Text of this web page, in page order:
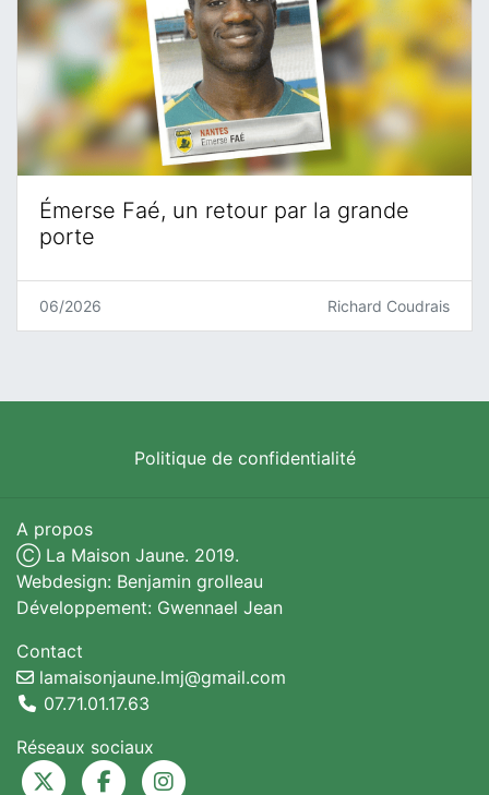
Émerse Faé, un retour par la grande
porte
06/2026 Richard Coudrais
Politique de confidentialité
A propos
Ⓒ La Maison Jaune. 2019.
Webdesign: Benjamin grolleau
Développement: Gwennael Jean
Contact
lamaisonjaune.lmj@gmail.com
07.71.01.17.63
Réseaux sociaux